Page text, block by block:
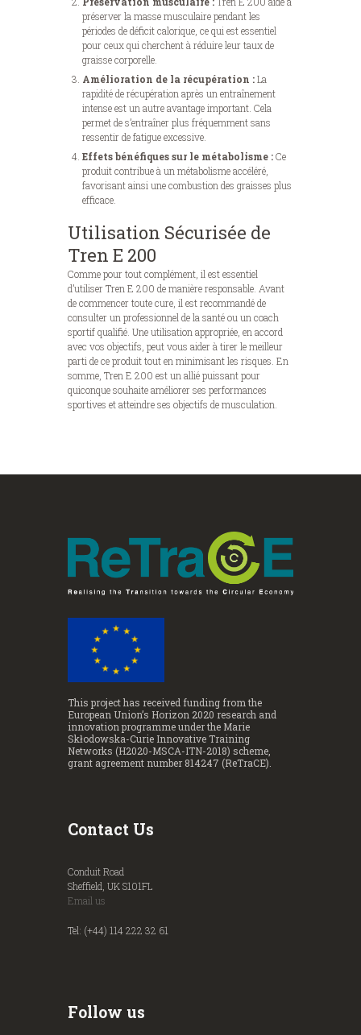
préserver la masse musculaire pendant les
périodes de déficit calorique, ce qui est essentiel
pour ceux qui cherchent à réduire leur taux de
graisse corporelle.
Amélioration de la récupération :La
rapidité de récupération après un entraînement
intense est un autre avantage important. Cela
permet de s’entraîner plus fréquemment sans
ressentir de fatigue excessive.
Effets bénéfiques sur le métabolisme :Ce
produit contribue à un métabolisme accéléré,
favorisant ainsi une combustion des graisses plus
efficace.
Utilisation Sécurisée de
Tren E 200
Comme pour tout complément, il est essentiel
d’utiliser Tren E 200 de manière responsable. Avant
de commencer toute cure, il est recommandé de
consulter un professionnel de la santé ou un coach
sportif qualifié. Une utilisation appropriée, en accord
avec vos objectifs, peut vous aider à tirer le meilleur
parti de ce produit tout en minimisant les risques. En
somme, Tren E 200 est un allié puissant pour
quiconque souhaite améliorer ses performances
sportives et atteindre ses objectifs de musculation.
This project has received funding from the
European Union’s Horizon 2020 research and
innovation programme under the Marie
Skłodowska-Curie Innovative Training
Networks (H2020-MSCA-ITN-2018) scheme,
grant agreement number 814247 (ReTraCE).
Contact Us
Conduit Road
Sheffield, UK S101FL
Email us
Tel: (+44) 114 222 32 61
Follow us